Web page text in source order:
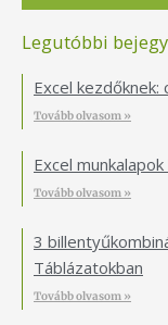
Legutóbbi
Excel
Tovább olvasom »
Excel
Tovább olvasom »
3
Táblázatokban
Tovább olvasom »